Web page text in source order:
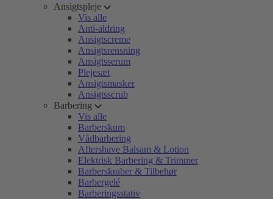
Ansigtspleje
Vis alle
Anti-aldring
Ansigtscreme
Ansigtsrensning
Ansigtsserum
Plejesæt
Ansigtsmasker
Ansigtsscrub
Barbering
Vis alle
Barberskum
Vådbarbering
Aftershave Balsam & Lotion
Elektrisk Barbering & Trimmer
Barberskraber & Tilbehør
Barbergelé
Barberingsstativ